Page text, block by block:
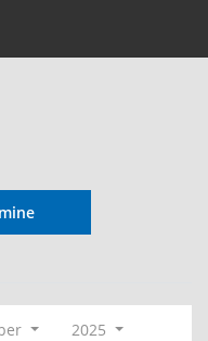
2025